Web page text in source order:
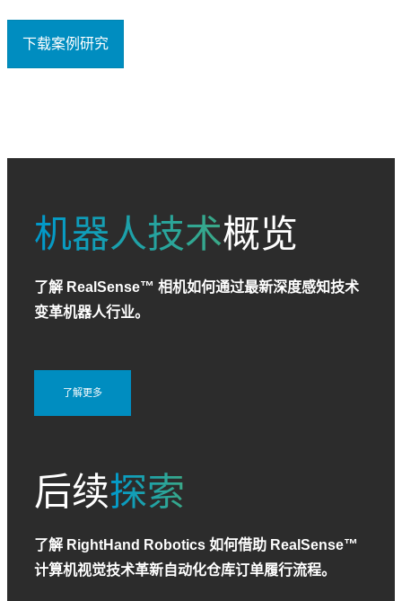
下载案例研究
后续探索
了解 RightHand Robotics 如何借助 RealSense™
计算机视觉技术革新自动化仓库订单履行流程。
机器人技术概览
了解 RealSense™ 相机如何通过最新深度感知技术
变革机器人行业。
了解更多